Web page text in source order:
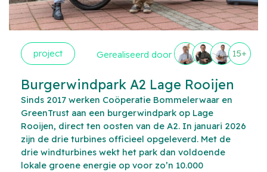
project Gerealiseerd door 15+
Burgerwindpark A2 Lage Rooijen
Sinds 2017 werken Coöperatie Bommelerwaar en
GreenTrust aan een burgerwindpark op Lage
Rooijen, direct ten oosten van de A2. In januari 2026
zijn de drie turbines officieel opgeleverd. Met de
drie windturbines wekt het park dan voldoende
lokale groene energie op voor zo’n 10.000